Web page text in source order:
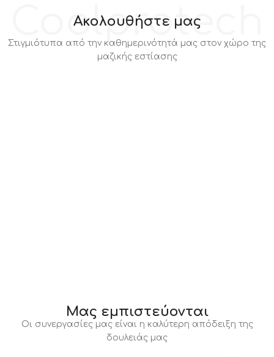
Coolprotech
Ακολουθήστε μας
Στιγμιότυπα από την καθημερινότητά μας στον χώρο της
μαζικής εστίασης
Μας εμπιστεύονται
Οι συνεργασίες μας είναι η καλύτερη απόδειξη της
δουλειάς μας